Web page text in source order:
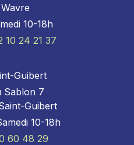
10-18h
10 24 21 37
Guibert
Sablon 7
Guibert
10-18h
60 48 29